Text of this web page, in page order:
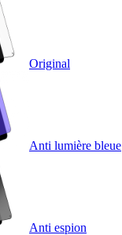
Original
Anti lumière bleue
Anti espion